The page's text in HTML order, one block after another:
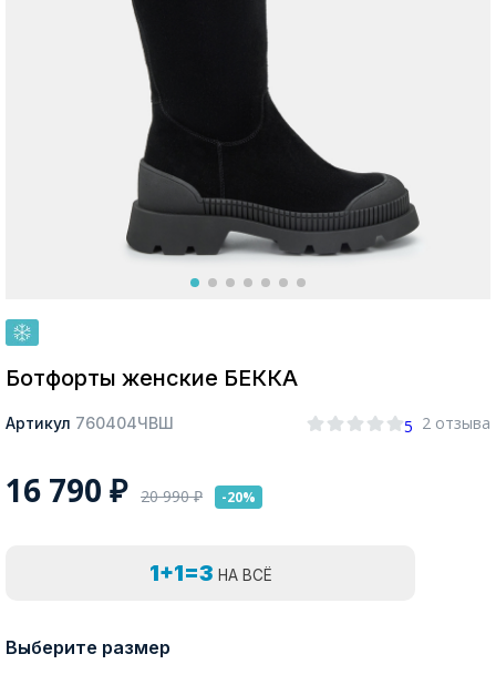
Да, все верно Изменить город
Покупателям
Ботфорты женские БЕККА
Артикул 760404ЧВШ 5 2 отзыва
16 790 ₽ 20 990₽ -20%
1+1=3 НА ВСЁ
Выберите размер